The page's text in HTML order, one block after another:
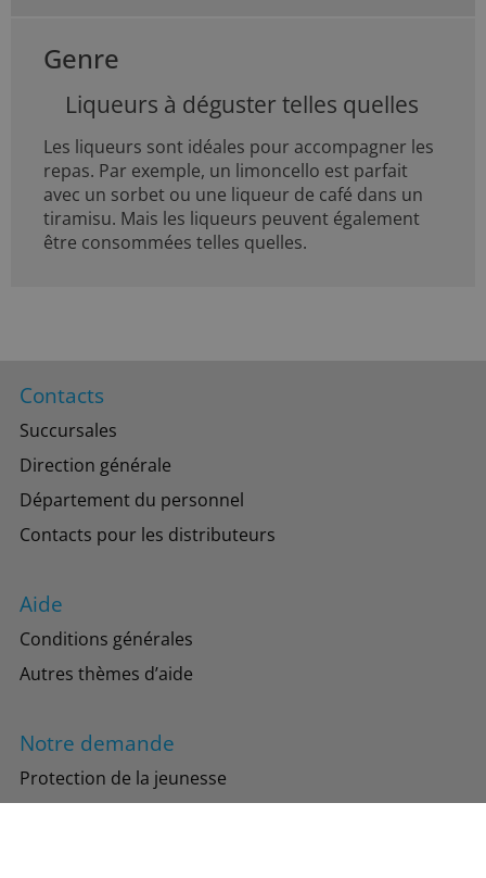
Genre
Liqueurs à déguster telles quelles
Les liqueurs sont idéales pour accompagner les
repas. Par exemple, un limoncello est parfait
avec un sorbet ou une liqueur de café dans un
tiramisu. Mais les liqueurs peuvent également
être consommées telles quelles.
Contacts
Succursales
Direction générale
Département du personnel
Contacts pour les distributeurs
Aide
Conditions générales
Autres thèmes d’aide
Notre demande
Protection de la jeunesse